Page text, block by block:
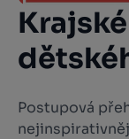
Postupová